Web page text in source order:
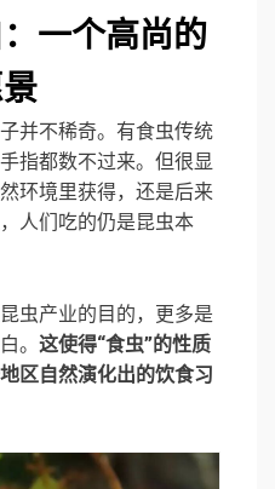
一个高尚的
并不稀奇。有食虫传统
指都数不过来。但很显
环境里获得，还是后来
人们吃的仍是昆虫本
虫产业的目的，更多是
。 这使得“食虫”的性质
区自然演化出的饮食习